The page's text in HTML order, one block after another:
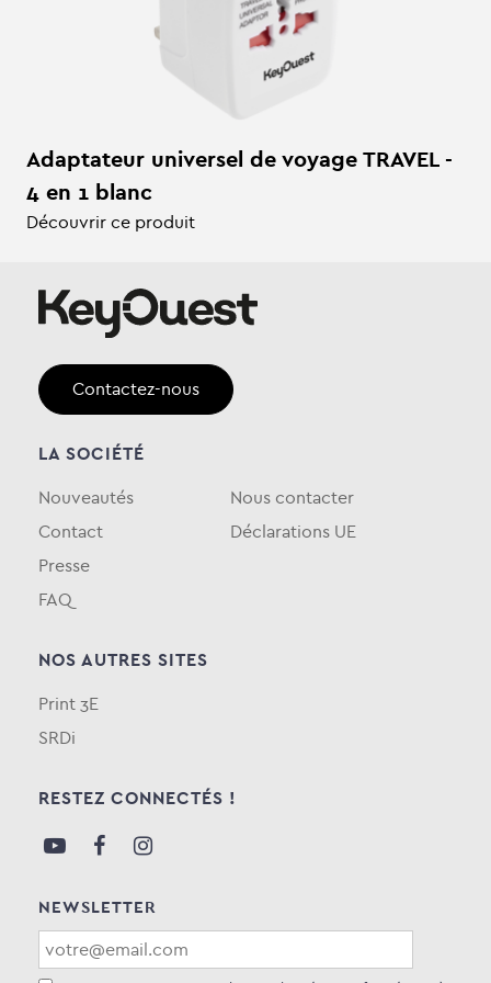
Adaptateur universel de voyage TRAVEL -
4 en 1 blanc
Découvrir ce produit
Contactez-nous
LA SOCIÉTÉ
Nouveautés
Contact
Presse
FAQ
Nous contacter
Déclarations UE
NOS AUTRES SITES
Print 3E
SRDi
RESTEZ CONNECTÉS !
NEWSLETTER